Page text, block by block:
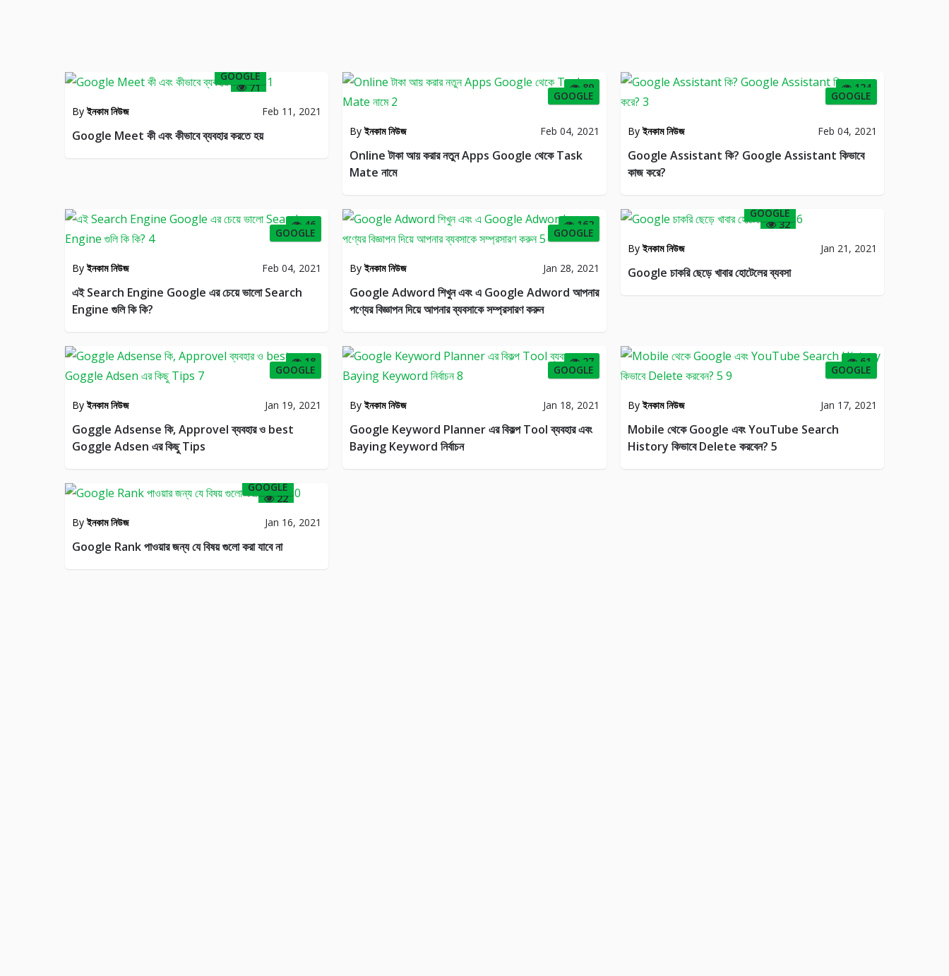
71
GOOGLE
Byইনকাম নিউজ Feb 11, 2021
Google Meet কী এবং কীভাবে ব্যবহার করতে হয়
89
GOOGLE
Byইনকাম নিউজ Feb 04, 2021
Online টাকা আয় করার নতুন Apps Google থেকে Task
Mate নামে
124
GOOGLE
Byইনকাম নিউজ Feb 04, 2021
Google Assistant কি? Google Assistant কিভাবে
কাজ করে?
46
GOOGLE
Byইনকাম নিউজ Feb 04, 2021
এই Search Engine Google এর চেয়ে ভালো Search
Engine গুলি কি কি?
162
GOOGLE
Byইনকাম নিউজ Jan 28, 2021
Google Adword শিখুন এবং এ Google Adword আপনার
পণ্যের বিজ্ঞাপন দিয়ে আপনার ব্যবসাকে সম্প্রসারণ করুন
32
GOOGLE
Byইনকাম নিউজ Jan 21, 2021
Google চাকরি ছেড়ে খাবার হোটেলের ব্যবসা
18
GOOGLE
Byইনকাম নিউজ Jan 19, 2021
Goggle Adsense কি, Approvel ব্যবহার ও best
Goggle Adsen এর কিছু Tips
27
GOOGLE
Byইনকাম নিউজ Jan 18, 2021
Google Keyword Planner এর বিকল্প Tool ব্যবহার এবং
Baying Keyword নির্বাচন
61
GOOGLE
Byইনকাম নিউজ Jan 17, 2021
Mobile থেকে Google এবং YouTube Search
History কিভাবে Delete করবেন? 5
22
GOOGLE
Byইনকাম নিউজ Jan 16, 2021
Google Rank পাওয়ার জন্য যে বিষয় গুলো করা যাবে না